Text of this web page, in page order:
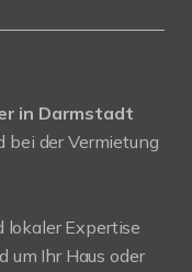
in Darmstadt
bei der Vermietung
lokaler Expertise
um Ihr Haus oder